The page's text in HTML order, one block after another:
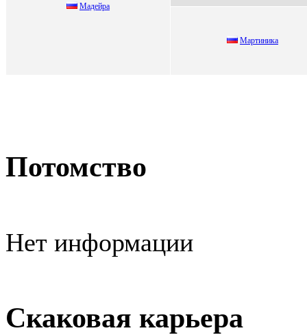
Мaдейрa
Мaртиникa
Потомство
Нет информации
Скаковая карьера